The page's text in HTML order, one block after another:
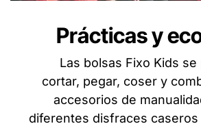
Prácticas y
Las bolsas Fixo Kids
cortar, pegar, coser y
accesorios de
diferentes disfraces caseros